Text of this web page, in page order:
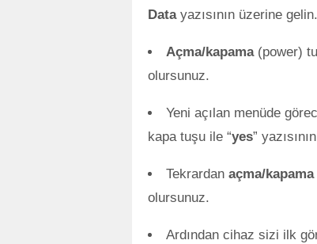
Datayazısının üzerine gelin.
Açma/kapama(power)
olursunuz.
Yeni açılan menüde
kapa tuşu ile “yes”
Tekrardan açma/kapama
olursunuz.
Ardından cihaz sizi ilk